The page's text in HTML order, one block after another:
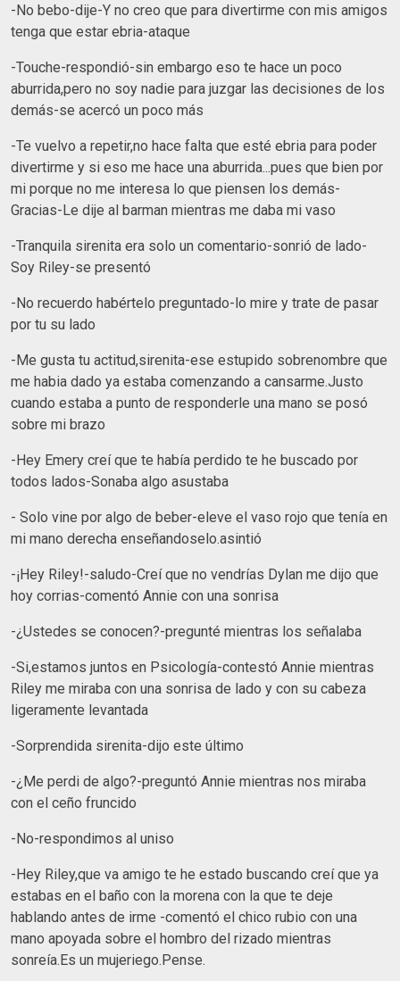
-No bebo-dije-Y no creo que para divertirme con mis amigos
tenga que estar ebria-ataque
-Touche-respondió-sin embargo eso te hace un poco
aburrida,pero no soy nadie para juzgar las decisiones de los
demás-se acercó un poco más
-Te vuelvo a repetir,no hace falta que esté ebria para poder
divertirme y si eso me hace una aburrida...pues que bien por
mi porque no me interesa lo que piensen los demás-
Gracias-Le dije al barman mientras me daba mi vaso
-Tranquila sirenita era solo un comentario-sonrió de lado-
Soy Riley-se presentó
-No recuerdo habértelo preguntado-lo mire y trate de pasar
por tu su lado
-Me gusta tu actitud,sirenita-ese estupido sobrenombre que
me habia dado ya estaba comenzando a cansarme.Justo
cuando estaba a punto de responderle una mano se posó
sobre mi brazo
-Hey Emery creí que te había perdido te he buscado por
todos lados-Sonaba algo asustaba
- Solo vine por algo de beber-eleve el vaso rojo que tenía en
mi mano derecha enseñandoselo.asintió
-¡Hey Riley!-saludo-Creí que no vendrías Dylan me dijo que
hoy corrias-comentó Annie con una sonrisa
-¿Ustedes se conocen?-pregunté mientras los señalaba
-Si,estamos juntos en Psicología-contestó Annie mientras
Riley me miraba con una sonrisa de lado y con su cabeza
ligeramente levantada
-Sorprendida sirenita-dijo este último
-¿Me perdi de algo?-preguntó Annie mientras nos miraba
con el ceño fruncido
-No-respondimos al uniso
-Hey Riley,que va amigo te he estado buscando creí que ya
estabas en el baño con la morena con la que te deje
hablando antes de irme -comentó el chico rubio con una
mano apoyada sobre el hombro del rizado mientras
sonreía.Es un mujeriego.Pense.